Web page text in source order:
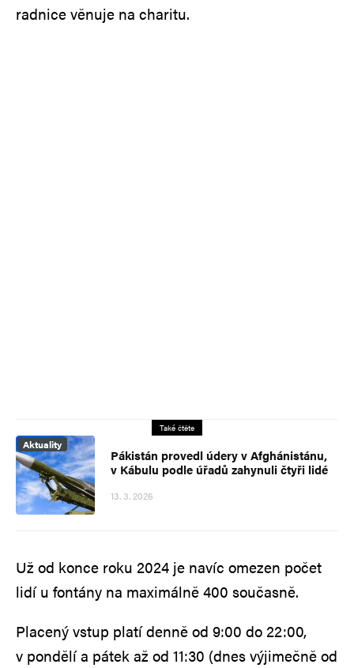
radnice věnuje na charitu.
Také čtěte
Aktuality
Pákistán provedl údery v Afghánistánu,
v Kábulu podle úřadů zahynuli čtyři lidé
13. 3. 2026
Už od konce roku 2024 je navíc omezen počet
lidí u fontány na maximálně 400 současně.
Placený vstup platí denně od 9:00 do 22:00,
v pondělí a pátek až od 11:30 (dnes výjimečně od